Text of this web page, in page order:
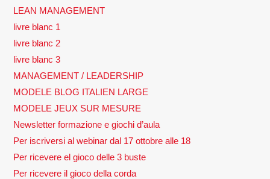
LEAN MANAGEMENT
livre blanc 1
livre blanc 2
livre blanc 3
MANAGEMENT / LEADERSHIP
MODELE BLOG ITALIEN LARGE
MODELE JEUX SUR MESURE
Newsletter formazione e giochi d’aula
Per iscriversi al webinar dal 17 ottobre alle 18
Per ricevere el gioco delle 3 buste
Per ricevere il gioco della corda